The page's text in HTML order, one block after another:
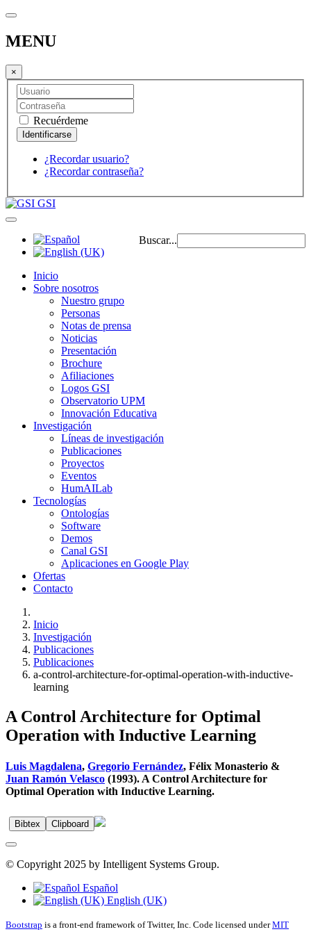
MENU
×
Recuérdeme
¿Recordar usuario?
¿Recordar contraseña?
GSI
Buscar...
Inicio
Sobre nosotros
Nuestro grupo
Personas
Notas de prensa
Noticias
Presentación
Brochure
Afiliaciones
Logos GSI
Observatorio UPM
Innovación Educativa
Investigación
Líneas de investigación
Publicaciones
Proyectos
Eventos
HumAILab
Tecnologías
Ontologías
Software
Demos
Canal GSI
Aplicaciones en Google Play
Ofertas
Contacto
Inicio
Investigación
Publicaciones
Publicaciones
a-control-architecture-for-optimal-operation-with-inductive-
learning
A Control Architecture for Optimal
Operation with Inductive Learning
Luis Magdalena, Gregorio Fernández, Félix Monasterio &
Juan Ramón Velasco (1993). A Control Architecture for
Optimal Operation with Inductive Learning.
Bibtex Clipboard
© Copyright 2025 by Intelligent Systems Group.
Español
English (UK)
Bootstrap is a front-end framework of Twitter, Inc. Code licensed underMIT